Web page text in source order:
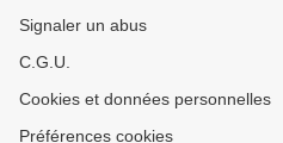
Signaler un abus
C.G.U.
Cookies et données personnelles
Préférences cookies